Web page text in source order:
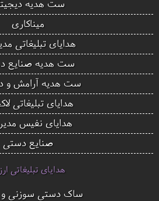
ست هدیه
میناکاری
هدایای تبلیغاتی
ست هدیه صنایع
ست هدیه آرامش و
هدایای تبلیغاتی
هدایای نفیس
صنایع دستی
هدایای تبلیغاتی
ساک دستی سوزنی و